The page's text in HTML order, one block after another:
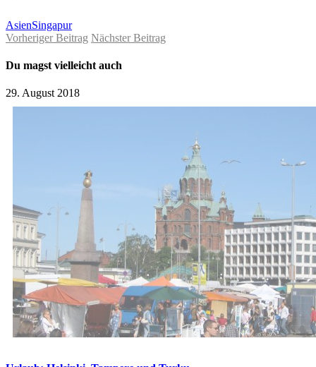
AsienSingapur
Vorheriger Beitrag Nächster Beitrag
Du magst vielleicht auch
29. August 2018